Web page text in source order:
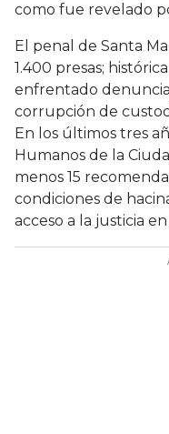
como fue revelado
El penal de Santa
1.400 presas;
enfrentado
corrupción de
En los últimos tres
Humanos de la
menos 15
condiciones de
acceso a la justicia